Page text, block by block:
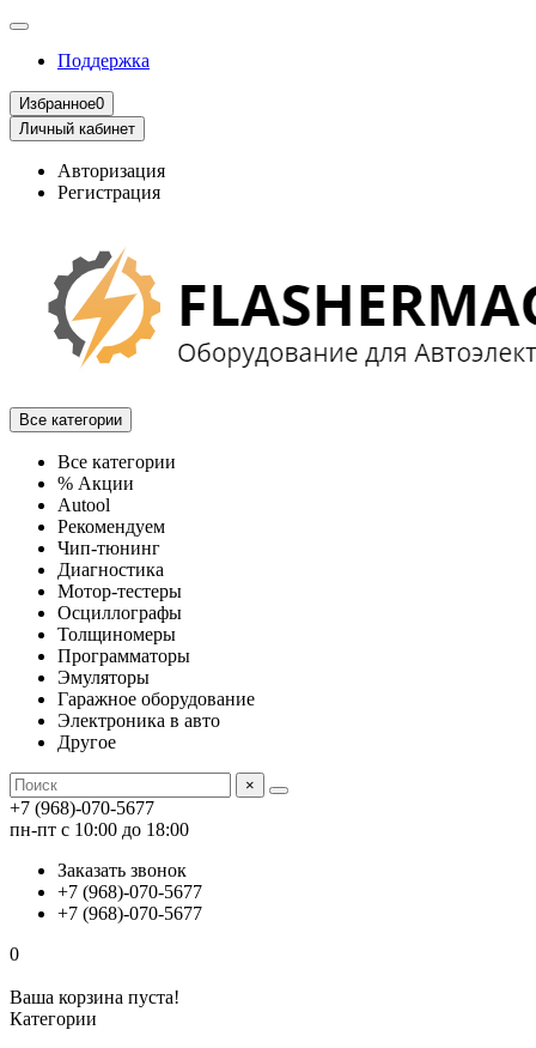
Поддержка
Избранное0
Личный кабинет
Авторизация
Регистрация
Все категории
Все категории
% Акции
Autool
Рекомендуем
Чип-тюнинг
Диагностика
Мотор-тестеры
Осциллографы
Толщиномеры
Программаторы
Эмуляторы
Гаражное оборудование
Электроника в авто
Другое
×
+7 (968)-070-5677
пн-пт с 10:00 до 18:00
Заказать звонок
+7 (968)-070-5677
+7 (968)-070-5677
0
Ваша корзина пуста!
Категории